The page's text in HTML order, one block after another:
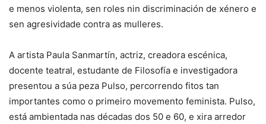
e menos violenta, sen roles nin discriminación de xénero e
sen agresividade contra as mulleres.
A artista Paula Sanmartín, actriz, creadora escénica,
docente teatral, estudante de Filosofía e investigadora
presentou a súa peza Pulso, percorrendo fitos tan
importantes como o primeiro movemento feminista. Pulso,
está ambientada nas décadas dos 50 e 60, e xira arredor